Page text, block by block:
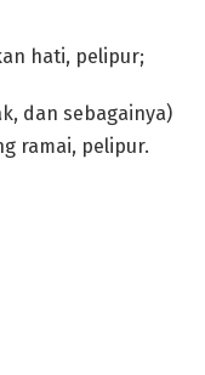
hati, pelipur;
dan sebagainya)
ramai, pelipur.